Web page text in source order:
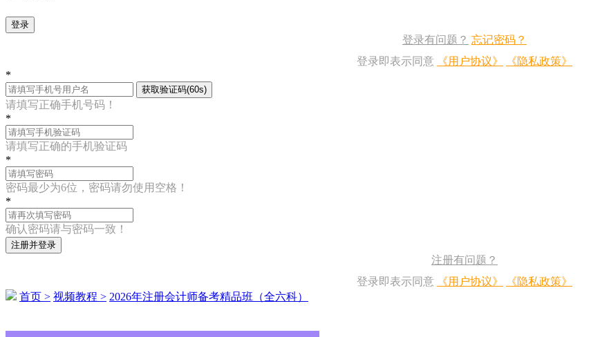
登录
登录有问题？ 忘记密码？
登录即表示同意
《用户协议》
《隐私政策》
*
获取验证码(60s)
请填写正确手机号码！
*
请填写正确的手机验证码
*
密码最少为6位，密码请勿使用空格！
*
确认密码请与密码一致！
注册并登录
注册有问题？
登录即表示同意
《用户协议》
《隐私政策》
首页 > 视频教程 > 2026年注册会计师备考精品班（全六科）